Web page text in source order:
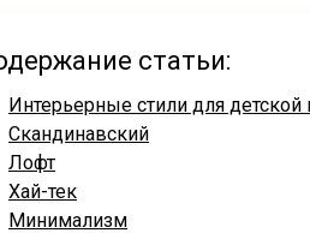
статьи:
Интерьерные стили для
Скандинавский
Лофт
Хай-тек
Минимализм